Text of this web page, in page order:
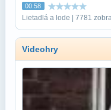
00:58
Lietadlá a lode | 7781
Videohry